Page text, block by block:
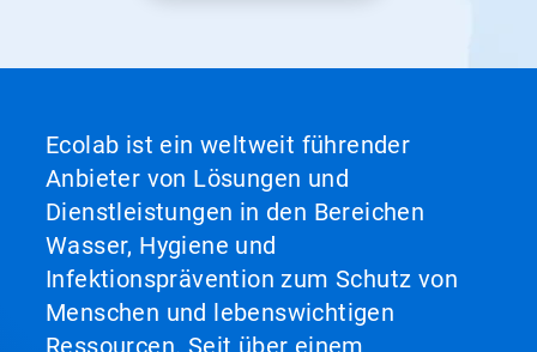
Ecolab ist ein weltweit führender
Anbieter von Lösungen und
Dienstleistungen in den Bereichen
Wasser, Hygiene und
Infektionsprävention zum Schutz von
Menschen und lebenswichtigen